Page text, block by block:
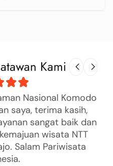
Kami
Nasional Komodo
saya, terima kasih,
sangat baik dan
wisata NTT
Salam Pariwisata